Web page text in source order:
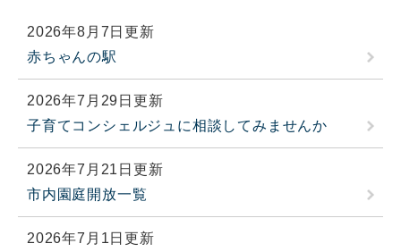
2026年8月7日更新
赤ちゃんの駅
2026年7月29日更新
子育てコンシェルジュに相談してみませんか
2026年7月21日更新
市内園庭開放一覧
2026年7月1日更新